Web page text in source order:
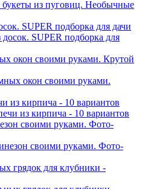
SUPER подборка для дачи
окон своими руками. Крутой
из кирпича - 10 вариантов
своими руками. Фото-
грядок для клубники -